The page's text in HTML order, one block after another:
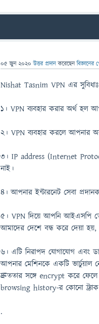
05 জুন 2020 উত্তর প্রদান করেছেনবিজ্ঞানের
Nishat Tasnim VPN এর
১। VPN ব্যবহার করার অর্থ হল
২। VPN ব্যবহার করলে আপনার
৩। IP address (Internet
নাই।
৪। আপনার ইন্টারনেট সেবা
৫। VPN দিয়ে আপনি আইএসপি
আমাদের দেশে বন্ধ করে দেয়া
৬। এটি নিরাপদ যোগাযোগ এবং
আপনার মেশিনকে একটি ভার্চুয়াল
দ্রুততার সঙ্গে encrypt করে
browsing history-র কোনো
.